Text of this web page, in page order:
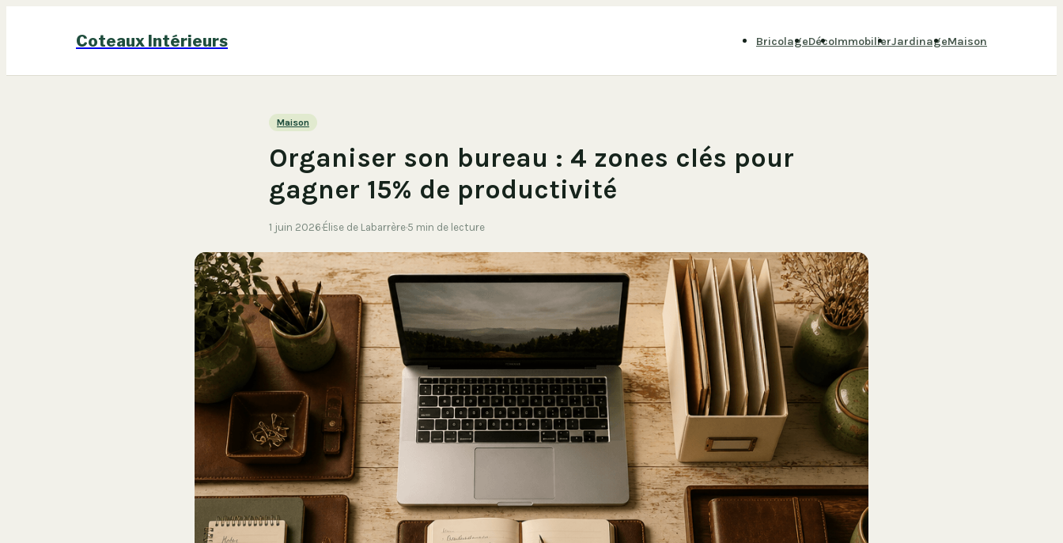
Coteaux Intérieurs BricolageDécoImmobilierJardinageMaison
Maison
Organiser son bureau : 4 zones clés pour
gagner 15% de productivité
1 juin 2026·Élise de Labarrère·5 min de lecture